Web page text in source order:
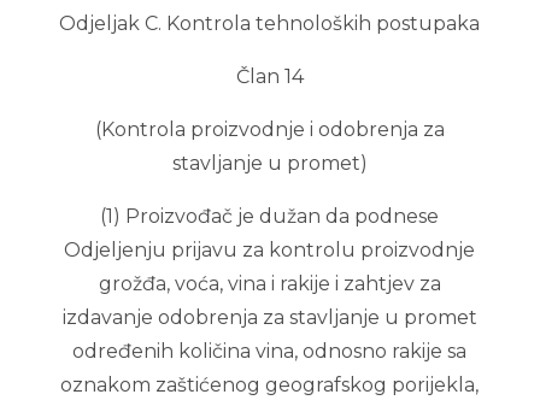
Odjeljak C. Kontrola tehnoloških postupaka
Član 14
(Kontrola proizvodnje i odobrenja za
stavljanje u promet)
(1) Proizvođač je dužan da podnese
Odjeljenju prijavu za kontrolu proizvodnje
grožđa, voća, vina i rakije i zahtjev za
izdavanje odobrenja za stavljanje u promet
određenih količina vina, odnosno rakije sa
oznakom zaštićenog geografskog porijekla,